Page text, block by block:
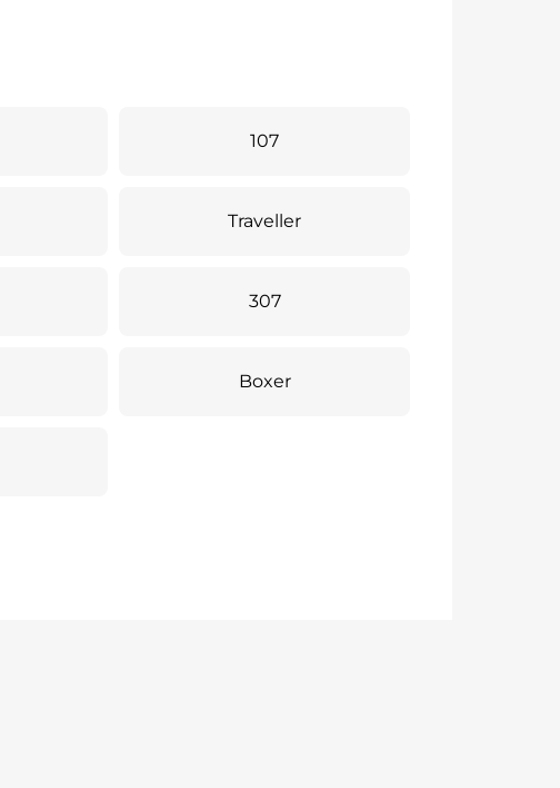
107
Traveller
307
Boxer